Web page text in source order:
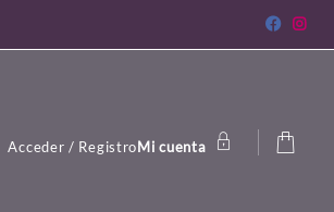
Acceder / RegistroMi cuenta